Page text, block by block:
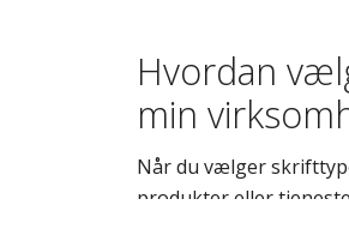
Hvordan
min
Når du vælger
produkter eller